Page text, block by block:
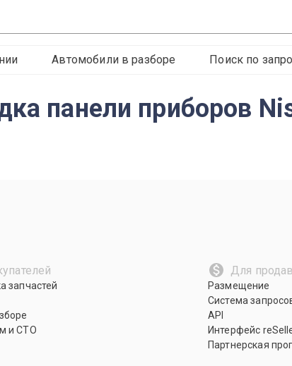
Автомобили в разборе Поиск по
панели приборов
запчастей
и СТО
Для
Размещение
Система
API
Интерфейс
Партнерская